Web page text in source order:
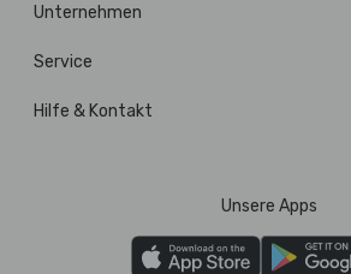
Unternehmen
Service
Hilfe & Kontakt
Unsere Apps